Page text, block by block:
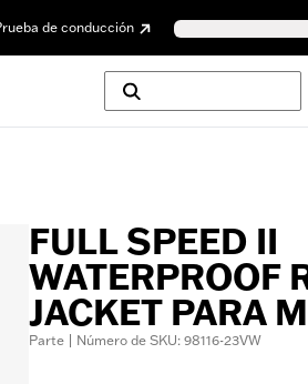
de conducción
FULL SPEED II
WATERPROOF
JACKET PARA
Parte | Número de SKU: 98116-23VW